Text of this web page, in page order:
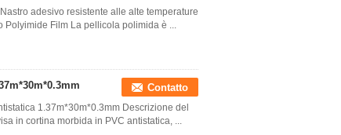
adesivo resistente alle alte temperature
Polyimide Film La pellicola polimida è ...
Contatto
1.37m*30m*0.3mm Descrizione del
in cortina morbida in PVC antistatica, ...